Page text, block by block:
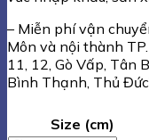
– Miễn phí vận
Môn và nội thành
11, 12, Gò Vấp, Tân
Bình Thạnh, Thủ
Size (cm)